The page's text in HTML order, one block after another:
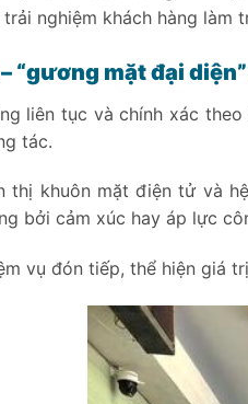
nghiệm khách hàng làm
“gương mặt đại
liên tục và chính xác
tác.
thị khuôn mặt điện tử và
bởi cảm xúc hay áp lực
vụ đón tiếp, thể hiện giá